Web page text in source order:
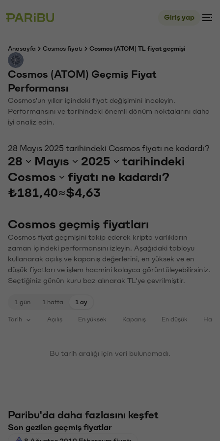
Giriş yap
Anasayfa Cosmos fiyatı Cosmos (ATOM) TL fiyat geçmişi
Cosmos (ATOM) Geçmiş Fiyat
Performansı
Cosmos'un yıllar içindeki fiyat değişimini inceleyin.
Performansını ve tarihindeki önemli dönüm noktalarını daha
iyi analiz edin.
28 Mayıs 2025 tarihindeki Cosmos fiyatı ne kadardı?
28 Mayıs 2025
tarihindeki
Cosmos
fiyatı ne kadardı?
₺181,40≈$4,63
Cosmos geçmiş fiyatları
Cosmos fiyat geçmişini takip ederek kripto varlıkların
zaman içindeki performansını izleyin. Aşağıdaki tabloyu
kullanarak açılış ve kapanış değerlerini, en yüksek ve en
düşük fiyatları ve işlem hacmini kolayca görüntüleyebilirsiniz.
Seçtiğiniz günün kuru baz alınarak TL'ye çevrilmiştir.
1 gün 1 hafta 1 ay
Tarih Açılış En yüksek Kapanış En düşük
Bu tarih aralığı için veri bulunamadı.
Paribu'da daha fazlasını keşfet
Son gezilen geçmiş fiyatlar